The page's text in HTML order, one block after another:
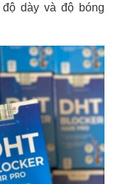
dày và độ bóng